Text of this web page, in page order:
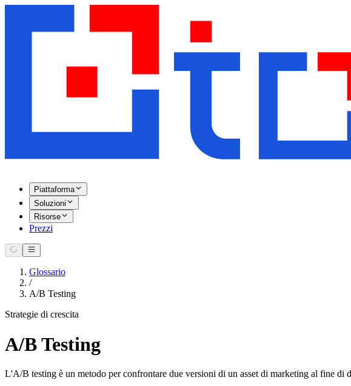
Piattaforma
Soluzioni
Risorse
Prezzi
Glossario
/
A/B Testing
Strategie di crescita
A/B Testing
L'A/B testing è un metodo per confrontare due versioni di un asset di marketing al fine